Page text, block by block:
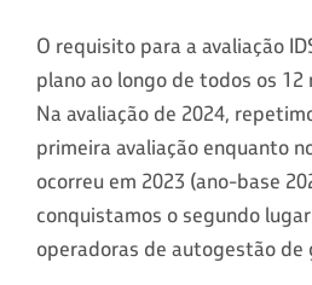
O requisito para a avaliação
plano ao longo de todos os 12
Na avaliação de 2024,
primeira avaliação enquanto
ocorreu em 2023 (ano-base
conquistamos o segundo
operadoras de autogestão de